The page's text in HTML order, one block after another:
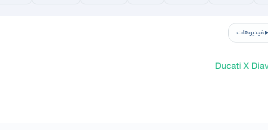
القصيم
فيديوهات